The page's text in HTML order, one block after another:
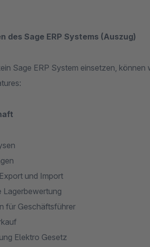
des Sage ERP Systems (Auszug)
Sage ERP System einsetzen,
und Import
Lagerbewertung
für Geschäftsführer
Elektro Gesetz